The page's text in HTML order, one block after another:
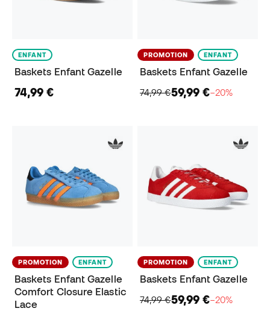
ENFANT
Baskets Enfant Gazelle
74,99 €
PROMOTION ENFANT
Baskets Enfant Gazelle
74,99 €59,99 €−20%
PROMOTION ENFANT
Baskets Enfant Gazelle
Comfort Closure Elastic
Lace
PROMOTION ENFANT
Baskets Enfant Gazelle
74,99 €59,99 €−20%